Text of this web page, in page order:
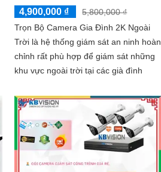
4,900,000 ₫
5,800,000 ₫
Trọn Bộ Camera Gia Đình 2K Ngoài
Trời là hệ thống giám sát an ninh hoàn
chỉnh rất phù hợp để giám sát những
khu vực ngoài trời tại các già đình